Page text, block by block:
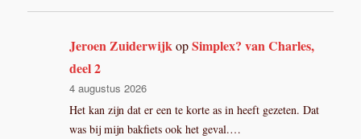
Jeroen Zuiderwijk opSimplex? van Charles,
deel 2
4 augustus 2026
Het kan zijn dat er een te korte as in heeft gezeten. Dat
was bij mijn bakfiets ook het geval.…